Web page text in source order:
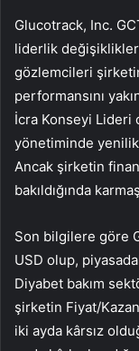
Glucotrack, Inc.
liderlik
gözlemcileri
performansını
İcra Konseyi Lideri
yönetiminde
Ancak şirketin
bakıldığında
Son bilgilere göre
USD olup,
Diyabet bakım
şirketin Fiyat/
iki ayda kârsız